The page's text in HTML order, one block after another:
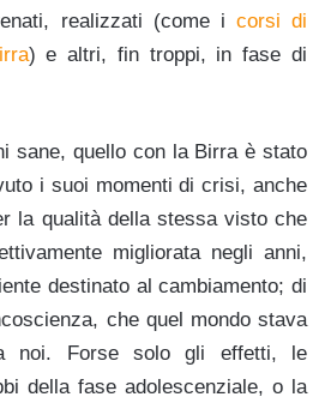
realizzati (come i corsi di
) e altri, fin troppi, in fase di
sane, quello con la Birra è stato
i suoi momenti di crisi, anche
la qualità della stessa visto che
migliorata negli anni,
destinato al cambiamento; di
che quel mondo stava
noi. Forse solo gli effetti, le
della fase adolescenziale, o la